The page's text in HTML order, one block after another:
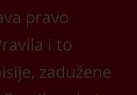
pravo
i to
zadužene